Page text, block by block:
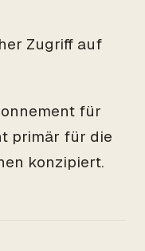
Zugriff auf
für
primär für die
konzipiert.